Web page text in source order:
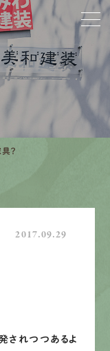
？
2017.09.29
されつつあるよ